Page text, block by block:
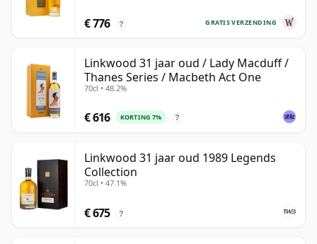
GRATIS VERZENDING
€ 776 ?
Linkwood 31 jaar oud / Lady Macduff /
Thanes Series / Macbeth Act One
70cl • 48.2%
€ 616 KORTING 7% ?
Linkwood 31 jaar oud 1989 Legends
Collection
70cl • 47.1%
€ 675 ?